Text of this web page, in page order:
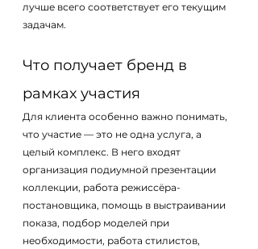
лучше всего соответствует его текущим
задачам.
Что получает бренд в
рамках участия
Для клиента особенно важно понимать,
что участие — это не одна услуга, а
целый комплекс. В него входят
организация подиумной презентации
коллекции, работа режиссёра-
постановщика, помощь в выстраивании
показа, подбор моделей при
необходимости, работа стилистов,